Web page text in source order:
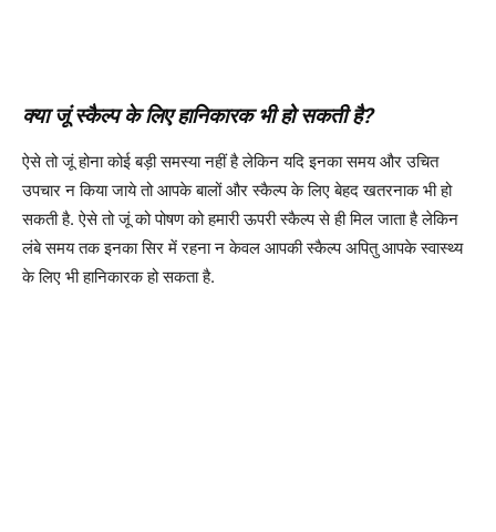
क्या जूं स्कैल्प के लिए हानिकारक भी हो सकती है?
ऐसे तो जूं होना कोई बड़ी समस्या नहीं है लेकिन यदि इनका समय और उचित
उपचार न किया जाये तो आपके बालों और स्कैल्प के लिए बेहद खतरनाक भी हो
सकती है. ऐसे तो जूं को पोषण को हमारी ऊपरी स्कैल्प से ही मिल जाता है लेकिन
लंबे समय तक इनका सिर में रहना न केवल आपकी स्कैल्प अपितु आपके स्वास्थ्य
के लिए भी हानिकारक हो सकता है.